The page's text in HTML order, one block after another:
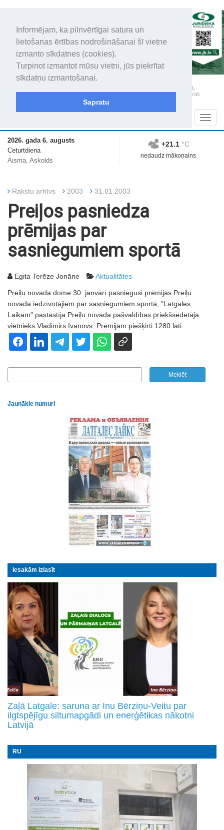
Informējam, ka pilnvērtīgai satura un
lietošanas ērtības nodrošināšanai šī vietne
izmanto sīkdatnes (cookies).
Turpinot izmantot mūsu vietni, jūs piekrītat
sīkdatņu izmantošanai.
Sapratu
„Latgales Laiks” iznāk latviešu un krievu valodās visā Dienvidlatgalē un Sēlijā,
„Latgales Laiks” latviešu valodā aptver Daugavpils valstspilsētu, Augšdaugavas
novadu un apkārtējos novadus un pilsētas.
2026. gada 6. augusts
Ceturtdiena
Aisma, Askolds
+21.1 °C
nedaudz mākoņains
Rakstu arhīvs 2003 31.01.2003
Preiļos pasniedza
prēmijas par
sasniegumiem sportā
Egita Terēze Jonāne Aktualitātes
Preiļu novada dome 30. janvārī pasniegusi prēmijas Preiļu
novada iedzīvotājiem par sasniegumiem sportā, "Latgales
Laikam" pastāstīja Preiļu novada pašvaldības priekšsēdētāja
vietnieks Vladimirs Ivanovs. Prēmijām piešķirti 1280 lati.
Jaunākie numuri
Iesakām izlasīt
Zaļā Latgale: saruna ar Inu Bērziņu-Veitu par
ilgtspējīgu siltumapgādi un enerģētikas nākotni
Latvijā
RU